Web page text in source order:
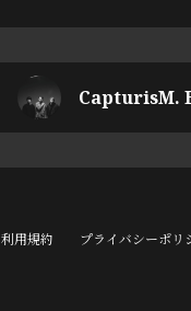
CapturisM.
利用規約 プライバシーポリ